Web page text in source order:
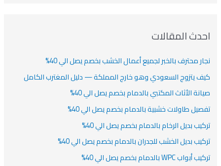
ث
ن
:
احدث المقالات
نجار محترف بالخبر لجميع أعمال الخشب بخصم يصل الي 40%
كيف يتزوج السعودي وهو خارج المملكة — دليل المغترب الكامل
صيانة الأثاث المكتبي بالدمام بخصم يصل الي 40%
تفصيل طاولات خشبية بالدمام بخصم يصل الي 40%
تركيب بديل الرخام بالدمام بخصم يصل الي 40%
تركيب بديل الخشب للجدران بالدمام بخصم يصل الي 40%
تركيب أبواب WPC بالدمام بخصم يصل الي 40%
ا